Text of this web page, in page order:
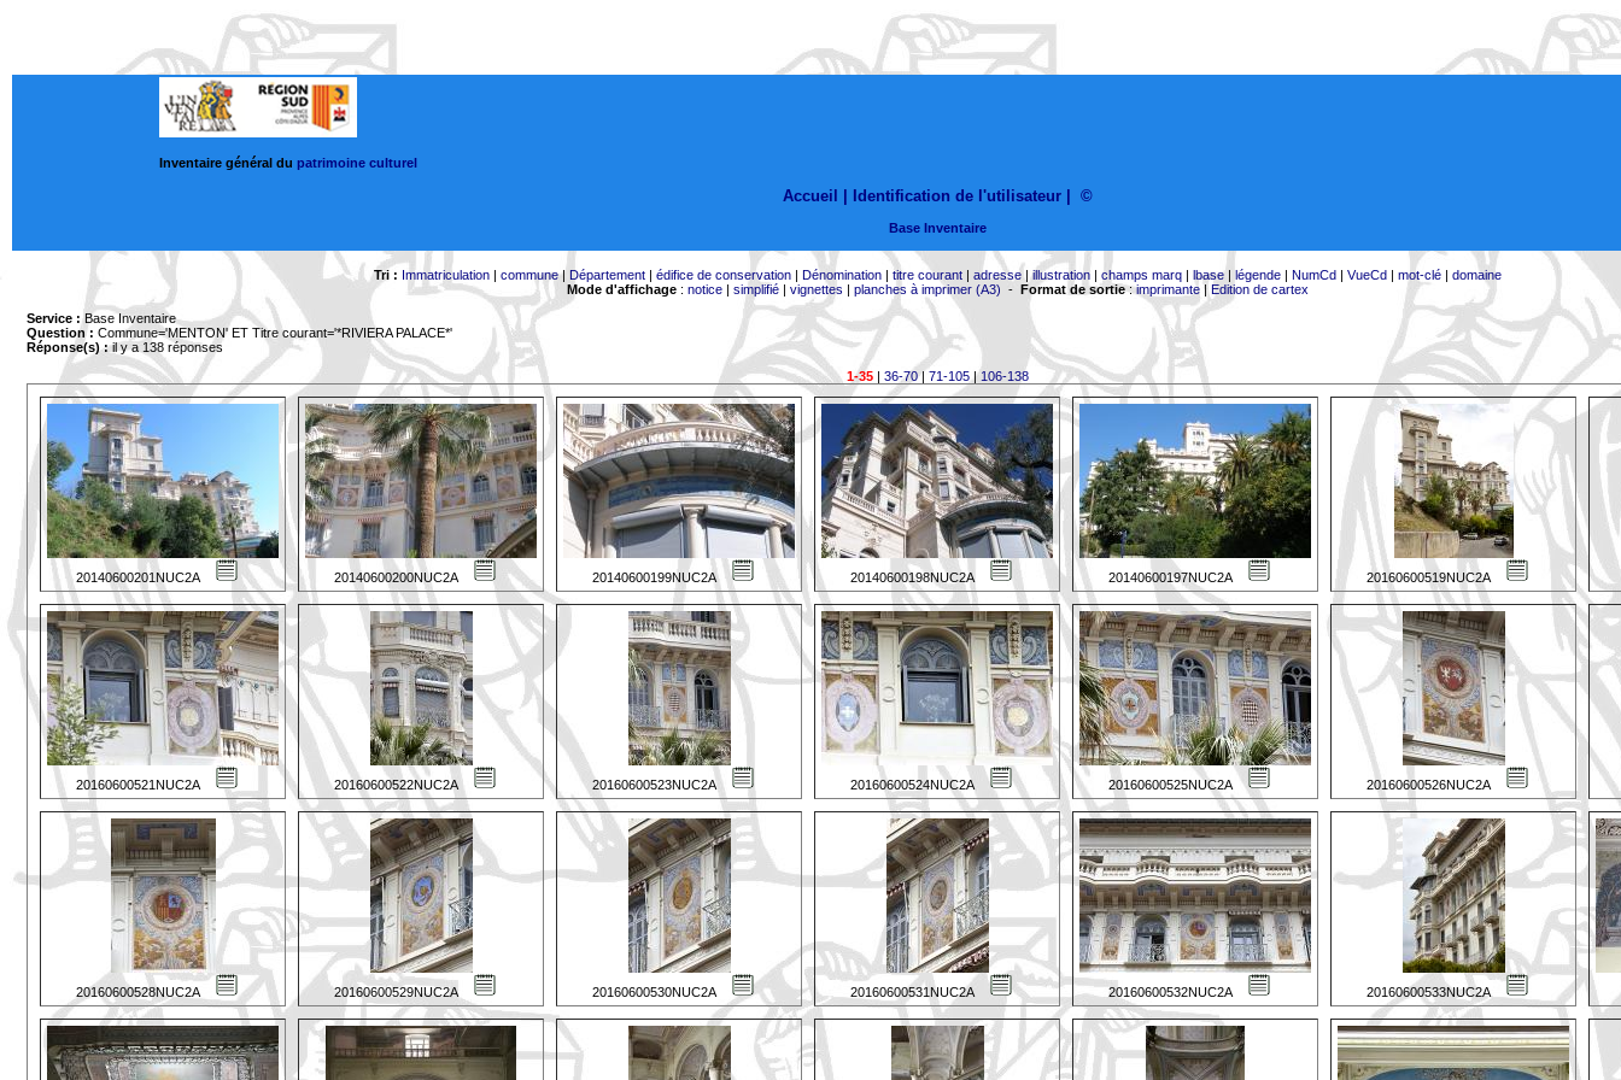
Inventaire général du patrimoine culturel
Accueil | Identification de l'utilisateur ©
Base Inventaire
Tri : Immatriculation| commune| Département| édifice de conservation| Dénomination| titre courant| adresse|illustration| champs marq| lbase| légende| NumCd| VueCd| mot-clé| domaine
Mode d'affichage: notice| simplifié| vignettes | planches à imprimer (A3) - Format de sortie:imprimante| Edition de cartex
Service : Base Inventaire
Question : Commune='MENTON' ET Titre courant='*RIVIERA PALACE*'
Réponse(s) :il y a 138 réponses
1-35| 36-70| 71-105|106-138
20140600201NUC2A 20140600200NUC2A 20140600199NUC2A 20140600198NUC2A 20140600197NUC2A 20160600519NUC2A
20160600521NUC2A 20160600522NUC2A 20160600523NUC2A 20160600524NUC2A 20160600525NUC2A 20160600526NUC2A
20160600528NUC2A 20160600529NUC2A 20160600530NUC2A 20160600531NUC2A 20160600532NUC2A 20160600533NUC2A